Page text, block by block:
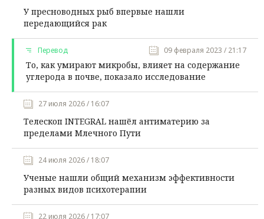
У пресноводных рыб впервые нашли
передающийся рак
Перевод 09 февраля 2023 / 21:17
То, как умирают микробы, влияет на содержание
углерода в почве, показало исследование
27 июля 2026 / 16:07
Телескоп INTEGRAL нашёл антиматерию за
пределами Млечного Пути
24 июля 2026 / 18:07
Ученые нашли общий механизм эффективности
разных видов психотерапии
22 июля 2026 / 17:07